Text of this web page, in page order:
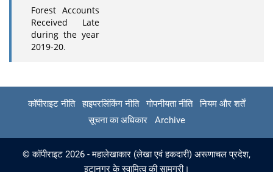
Forest Accounts
Received Late
during the year
2019-20.
कॉपीराइट नीति हाइपरलिंकिंग नीति गोपनीयता नीति
नियम और शर्तें
सूचना का अधिकार
Archive
© कॉपीराइट 2026 - महालेखाकार (लेखा एवं हकदारी) अरूणाचल प्रदेश,
इटानगर के स्वामित्व की सामग्री।